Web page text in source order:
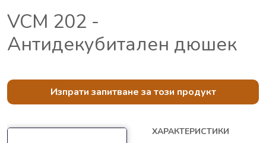
VCM 202 -
Антидекубитален дюшек
Изпрати запитване за този продукт
ХАРАКТЕРИСТИКИ